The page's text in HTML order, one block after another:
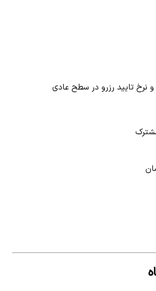
نرخ تایید رزرو در سطح عادی